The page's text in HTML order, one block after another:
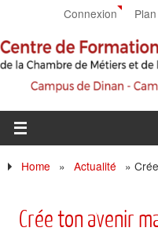
Connexion
Home » Actualité »
Crée ton avenir